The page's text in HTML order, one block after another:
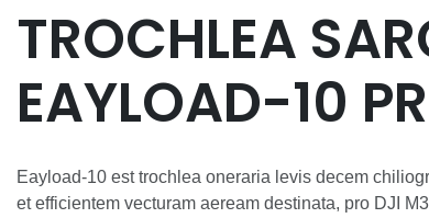
TROCHLEA
EAYLOAD-10
DRONE
Eayload-10 est trochlea oneraria levis decem
et efficientem vecturam aeream destinata, pro DJI